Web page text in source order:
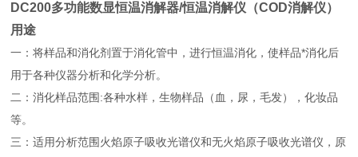
DC200多功能数显恒温消解器/恒温消解仪（COD消解仪）
用途
一：将样品和消化剂置于消化管中，进行恒温消化，使样品*消化后
用于各种仪器分析和化学分析。
二：消化样品范围:各种水样，生物样品（血，尿，毛发），化妆品
等。
三：适用分析范围火焰原子吸收光谱仪和无火焰原子吸收光谱仪，原